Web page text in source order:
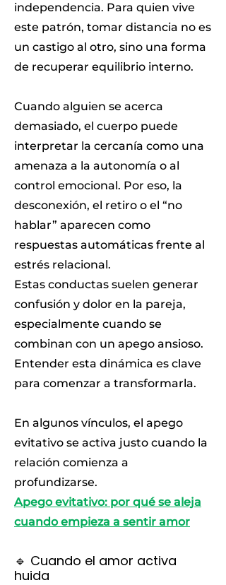
independencia. Para quien vive
este patrón, tomar distancia no es
un castigo al otro, sino una forma
de recuperar equilibrio interno.
Cuando alguien se acerca
demasiado, el cuerpo puede
interpretar la cercanía como una
amenaza a la autonomía o al
control emocional. Por eso, la
desconexión, el retiro o el “no
hablar” aparecen como
respuestas automáticas frente al
estrés relacional.
Estas conductas suelen generar
confusión y dolor en la pareja,
especialmente cuando se
combinan con un apego ansioso.
Entender esta dinámica es clave
para comenzar a transformarla.
En algunos vínculos, el apego
evitativo se activa justo cuando la
relación comienza a
profundizarse.
Apego evitativo: por qué se aleja
cuando empieza a sentir amor
🔹 Cuando el amor activa
huida